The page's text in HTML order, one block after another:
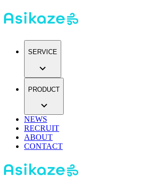
SERVICE
expand_more
PRODUCT
expand_more
NEWS
RECRUIT
ABOUT
CONTACT